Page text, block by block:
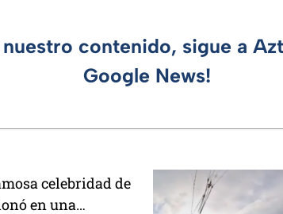
nuestro contenido, sigue a
Google News!
celebridad de
en una